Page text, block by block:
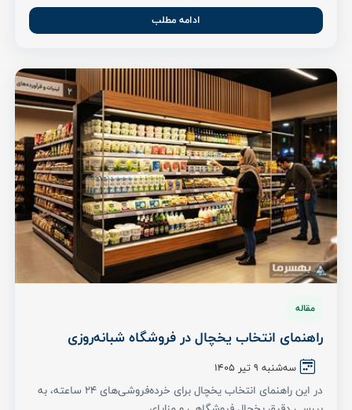
ادامه مطلب
مقاله
راهنمای انتخاب یخچال در فروشگاه شبانه‌روزی
سه‌شنبه 9 تیر ۱۴۰۵
در این راهنمای انتخاب یخچال برای خرده‌فروشی‌های ۲۴ ساعته، به